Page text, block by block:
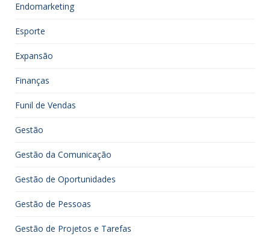
Endomarketing
Esporte
Expansão
Finanças
Funil de Vendas
Gestão
Gestão da Comunicação
Gestão de Oportunidades
Gestão de Pessoas
Gestão de Projetos e Tarefas